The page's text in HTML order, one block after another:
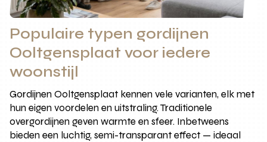
Populaire typen gordijnen
Ooltgensplaat voor iedere
woonstijl
Gordijnen Ooltgensplaat kennen vele varianten, elk met
hun eigen voordelen en uitstraling. Traditionele
overgordijnen geven warmte en sfeer. Inbetweens
bieden een luchtig, semi-transparant effect — ideaal